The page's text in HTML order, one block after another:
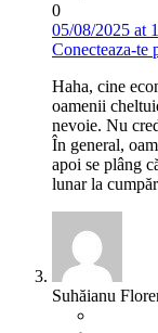
0
05/08/2025 at
Conecteaza-te
Haha, cine
oamenii
nevoie. Nu
În general,
apoi se plâng
lunar la
Suhăianu